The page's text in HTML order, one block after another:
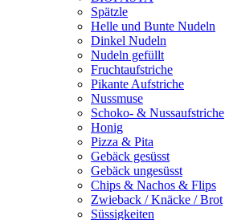
Spätzle
Helle und Bunte Nudeln
Dinkel Nudeln
Nudeln gefüllt
Fruchtaufstriche
Pikante Aufstriche
Nussmuse
Schoko- & Nussaufstriche
Honig
Pizza & Pita
Gebäck gesüsst
Gebäck ungesüsst
Chips & Nachos & Flips
Zwieback / Knäcke / Brot
Süssigkeiten